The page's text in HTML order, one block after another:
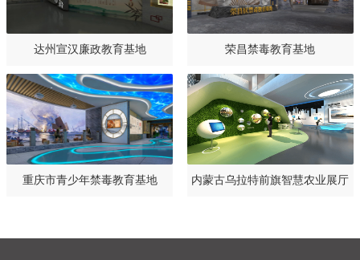
达州宣汉廉政教育基地 荣昌禁毒教育基地
重庆市青少年禁毒教育基地 内蒙古乌拉特前旗智慧农业展厅